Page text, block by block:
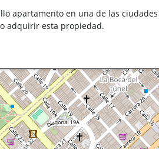
apartamento en una de las
adquirir esta propiedad.